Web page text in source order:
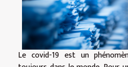
Le covid-19 est un